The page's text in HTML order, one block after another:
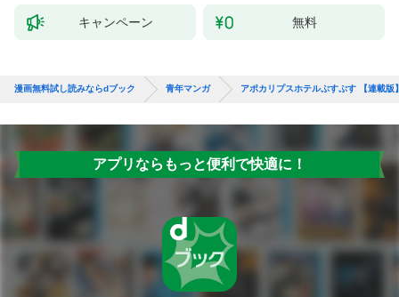
キャンペーン 無料
漫画無料試し読みならdブック 青年マンガ アポカリプスホテルぷすぷす 【連載版
アプリならもっと便利で快適に！